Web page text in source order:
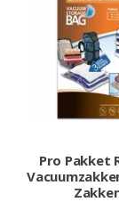
Pro Pakket